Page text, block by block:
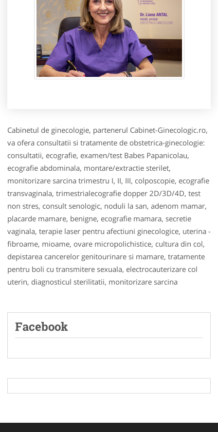
Cabinetul de ginecologie, partenerul Cabinet-Ginecologic.ro,
va ofera consultatii si tratamente de obstetrica-ginecologie:
consultatii, ecografie, examen/test Babes Papanicolau,
ecografie abdominala, montare/extractie sterilet,
monitorizare sarcina trimestru I, II, III, colposcopie, ecografie
transvaginala, trimestrialecografie dopper 2D/3D/4D, test
non stres, consult senologic, noduli la san, adenom mamar,
placarde mamare, benigne, ecografie mamara, secretie
vaginala, terapie laser pentru afectiuni ginecologice, uterina -
fibroame, mioame, ovare micropolichistice, cultura din col,
depistarea cancerelor genitourinare si mamare, tratamente
pentru boli cu transmitere sexuala, electrocauterizare col
uterin, diagnosticul sterilitatii, monitorizare sarcina
Facebook